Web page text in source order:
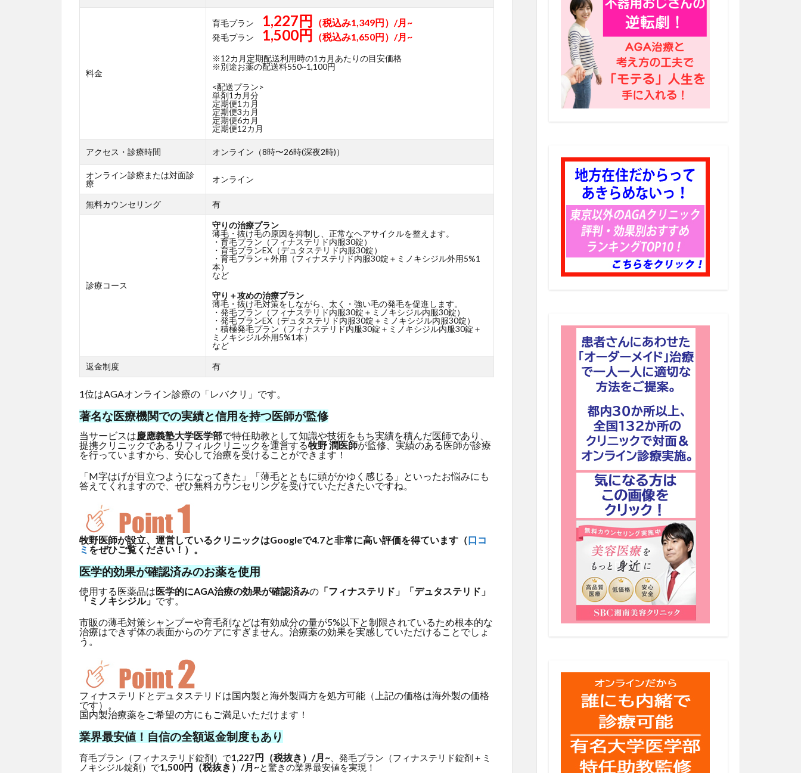
料金
育毛プラン 1,227円 （税込み1,349円）/月~
発毛プラン 1,500円 （税込み1,650円）/月~
※12カ月定期配送利用時の1カ月あたりの目安価格
※別途お薬の配送料550~1,100円
<配送プラン>
単剤1カ月分
定期便1カ月
定期便3カ月
定期便6カ月
定期便12カ月
アクセス・診療時間 オンライン（8時〜26時(深夜2時)）
オンライン診療または対面診
療
オンライン
無料カウンセリング 有
診療コース
守りの治療プラン
薄毛・抜け毛の原因を抑制し、正常なヘアサイクルを整えます。
・育毛プラン（フィナステリド内服30錠）
・育毛プランEX（デュタステリド内服30錠）
・育毛プラン＋外用（フィナステリド内服30錠＋ミノキシジル外用5%1
本）
など
守り＋攻めの治療プラン
薄毛・抜け毛対策をしながら、太く・強い毛の発毛を促進します。
・発毛プラン（フィナステリド内服30錠＋ミノキシジル内服30錠）
・発毛プランEX（デュタステリド内服30錠＋ミノキシジル内服30錠）
・積極発毛プラン（フィナステリド内服30錠＋ミノキシジル内服30錠＋
ミノキシジル外用5%1本）
など
返金制度 有
1位はAGAオンライン診療の「レバクリ」です。
著名な医療機関での実績と信用を持つ医師が監修
当サービスは慶應義塾大学医学部で特任助教として知識や技術をもち実績を積んだ医師であり、
提携クリニックであるリフィルクリニックを運営する牧野 潤医師が監修、実績のある医師が診療
を行っていますから、安心して治療を受けることができます！
「M字はげが目立つようになってきた」「薄毛とともに頭がかゆく感じる」といったお悩みにも
答えてくれますので、ぜひ無料カウンセリングを受けていただきたいですね。
牧野医師が設立、運営しているクリニックはGoogleで4.7と非常に高い評価を得ています（口コ
ミ をぜひご覧ください！）。
医学的効果が確認済みのお薬を使用
使用する医薬品は医学的にAGA治療の効果が確認済みの 「フィナステリド」「デュタステリド」
「ミノキシジル」 です。
市販の薄毛対策シャンプーや育毛剤などは有効成分の量が5%以下と制限されているため根本的な
治療はできず体の表面からのケアにすぎません。治療薬の効果を実感していただけることでしょ
う。
フィナステリドとデュタステリドは国内製と海外製両方を処方可能（上記の価格は海外製の価格
です）。
国内製治療薬をご希望の方にもご満足いただけます！
業界最安値！自信の全額返金制度もあり
育毛プラン（フィナステリド錠剤）で1,227円（税抜き）/月~ 、発毛プラン（フィナステリド錠剤＋ミ
ノキシジル錠剤）で1,500円（税抜き）/月~と驚きの業界最安値を実現！